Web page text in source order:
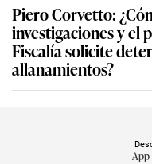
Piero Corvetto:
investigaciones y el
Fiscalía solicite
allanamientos?
App